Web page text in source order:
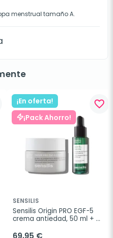
menstrual tamaño A.
¡En oferta!
¡Pack Ahorro!
favorite_border
SENSILIS
Sensilis Origin PRO EGF-5
crema antiedad, 50 ml +
69,95 €